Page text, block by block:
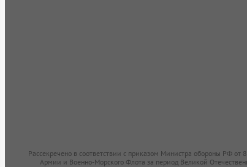
Рассекречено в соответствии с приказом Министра обороны РФ
Армии и Военно-Морского Флота за период Великой